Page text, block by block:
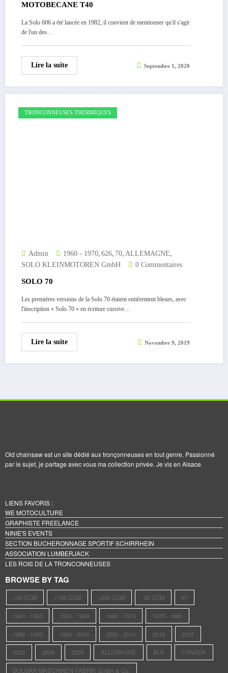
MOTOBECANE T40
La Solo 606 a été lancée en 1982, il convient de mentionner qu'il s'agit
de l'un des…
Lire la suite Septembre 1, 2020
TRONCONNEUSES THERMIQUES
Admin 1960 - 1970, 626, 70, ALLEMAGNE,
SOLO KLEINMOTOREN GmbH 0 Commentaires
SOLO 70
Les premières versions de la Solo 70 étaient entièrement bleues, avec
l'inscription « Solo 70 » en écriture cursive…
Lire la suite Novembre 9, 2019
Old chainsaw est un site dédié aux tronçonneuses en tout genre. Passionné
par le sujet, je partage avec vous ma collection privée. Je vis en Alsace.
LIENS FAVORIS :
WE MOTOCULTURE
GRAPHISTE FREELANCE
NINIE'S EVENTS
SECTION BUCHERONNAGE SPORTIF SCHIRRHEIN
ASSOCIATION LUMBERJACK
LES ROIS DE LA TRONCONNEUSES
BROWSE BY TAG
+50 CCM +100 CCM +200 CCM -50 CCM 07
1940 - 1950 1950 - 1960 1960 - 1970 1970 - 1980
1980 - 1990 1990 - 2000 2000 - 2010 2018 2022
2023 2024 2025 ALLEMAGNE BLK CANADA
DOLMAR MASCHINEN-FABRIK GmbH & Co.